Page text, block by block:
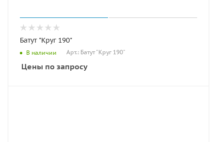
Батут "Круг 190"
В наличии Арт.: Батут "Круг 190"
Цены по запросу